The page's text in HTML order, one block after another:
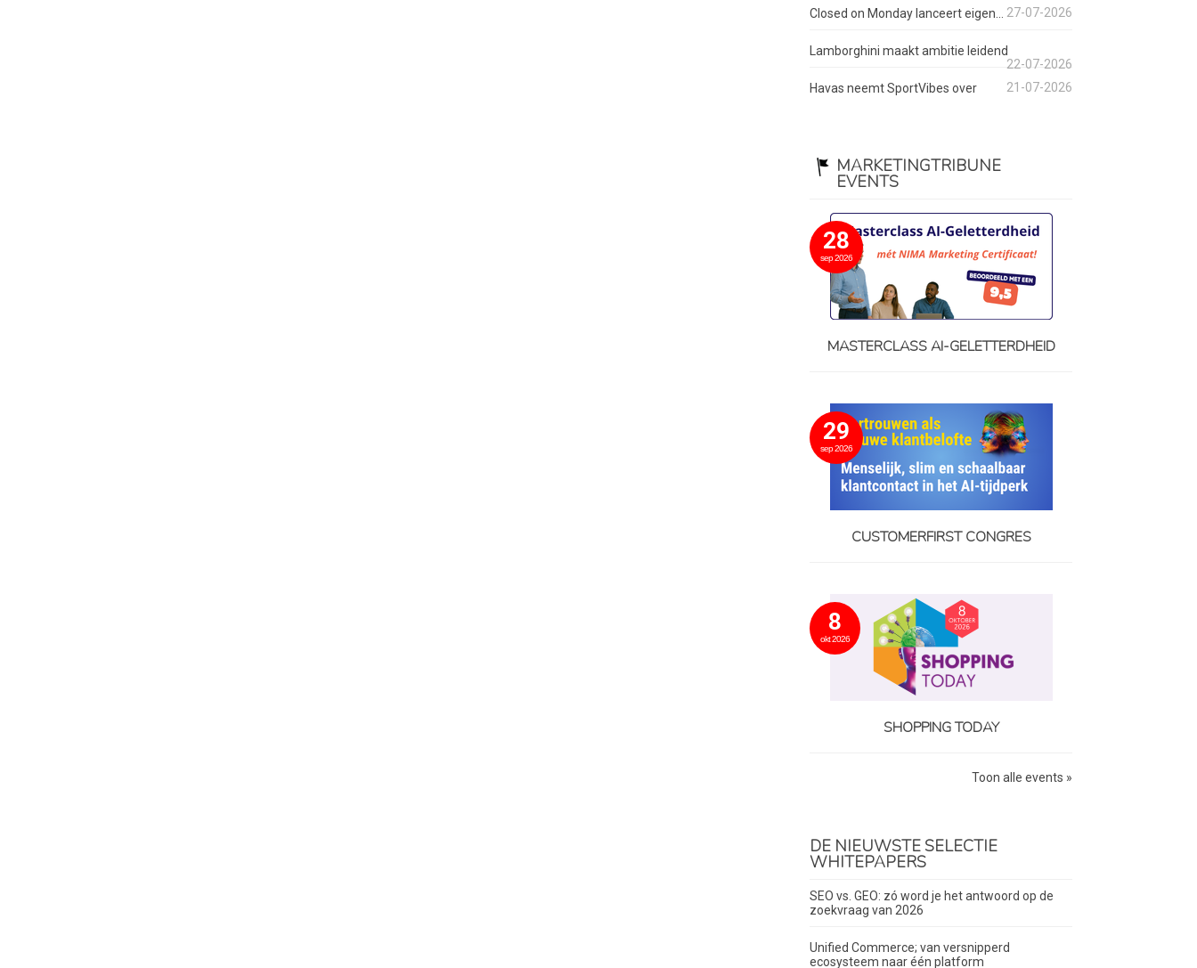
Closed on Monday lanceert eigen...
27-07-2026
Lamborghini maakt ambitie leidend
22-07-2026
Havas neemt SportVibes over
21-07-2026
MARKETINGTRIBUNE
EVENTS
28
sep 2026
MASTERCLASS AI-GELETTERDHEID
29
sep 2026
CUSTOMERFIRST CONGRES
8
okt 2026
SHOPPING TODAY
Toon alle events »
DE NIEUWSTE SELECTIE
WHITEPAPERS
SEO vs. GEO: zó word je het antwoord op de
zoekvraag van 2026
Unified Commerce; van versnipperd
ecosysteem naar één platform